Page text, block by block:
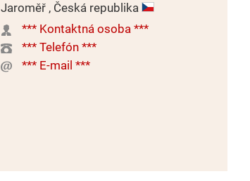
Jaroměř , Česká republika
*** Kontaktná osoba ***
*** Telefón ***
*** E-mail ***